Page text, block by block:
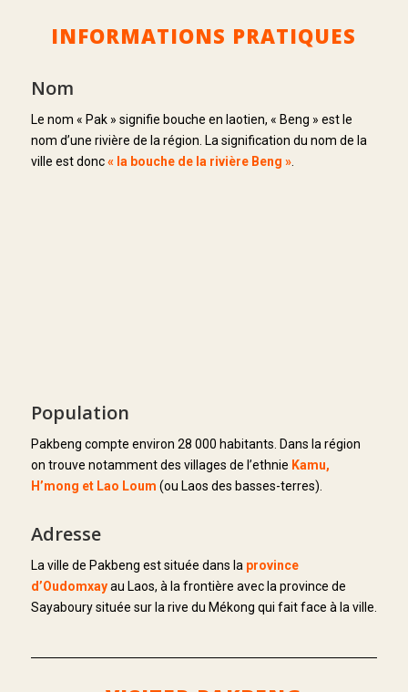
INFORMATIONS PRATIQUES
Nom
Le nom « Pak » signifie bouche en laotien, « Beng » est le
nom d’une rivière de la région. La signification du nom de la
ville est donc« la bouche de la rivière Beng ».
Population
Pakbeng compte environ 28 000 habitants. Dans la région
on trouve notamment des villages de l’ethnie Kamu,
H’mong et Lao Loum (ou Laos des basses-terres).
Adresse
La ville de Pakbeng est située dans la province
d’Oudomxayau Laos, à la frontière avec la province de
Sayaboury située sur la rive du Mékong qui fait face à la ville.